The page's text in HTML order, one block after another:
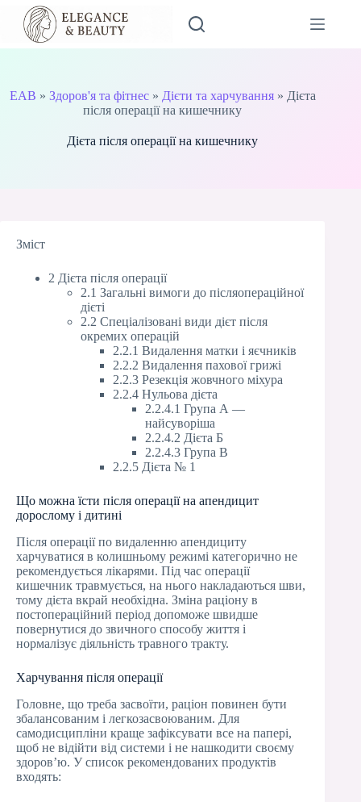
Перейти
вмісту
EAB » Здоров'я та фітнес» Дієти та харчування» Дієта
після операції на кишечнику
Дієта після операції на кишечнику
Зміст
2 Дієта після операції
2.1 Загальні вимоги до післяопераційної
дієті
2.2 Спеціалізовані види дієт після
окремих операцій
2.2.1 Видалення матки і яєчників
2.2.2 Видалення пахової грижі
2.2.3 Резекція жовчного міхура
2.2.4 Нульова дієта
2.2.4.1 Група А —
найсуворіша
2.2.4.2 Дієта Б
2.2.4.3 Група В
2.2.5 Дієта № 1
Що можна їсти після операції на апендицит
дорослому і дитині
Після операції по видаленню апендициту
харчуватися в колишньому режимі категорично не
рекомендується лікарями. Під час операції
кишечник травмується, на нього накладаються шви,
тому дієта вкрай необхідна. Зміна раціону в
постопераційний період допоможе швидше
повернутися до звичного способу життя і
нормалізує діяльність травного тракту.
Харчування після операції
Головне, що треба засвоїти, раціон повинен бути
збалансованим і легкозасвоюваним. Для
самодисципліни краще зафіксувати все на папері,
щоб не відійти від системи і не нашкодити своєму
здоров’ю. У список рекомендованих продуктів
входять: